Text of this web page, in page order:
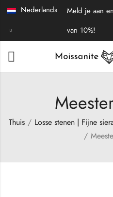
Nederlands
Meld je aan
van 10%!
Thuis Losse stenen | Fijne